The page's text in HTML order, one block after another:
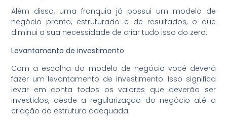
Além disso, uma franquia já possui um modelo de
negócio pronto, estruturado e de resultados, o que
diminui a sua necessidade de criar tudo isso do zero.
Levantamento de investimento
Com a escolha do modelo de negócio você deverá
fazer um levantamento de investimento. Isso significa
levar em conta todos os valores que deverão ser
investidos, desde a regularização do negócio até a
criação da estrutura adequada.